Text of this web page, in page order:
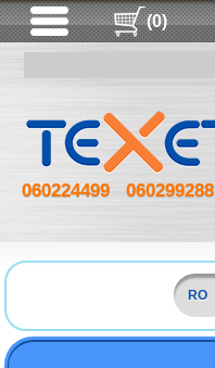
(0)
060224499 060299288
RO